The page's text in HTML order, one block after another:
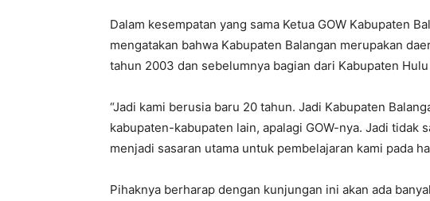
Dalam kesempatan yang sama Ketua GOW Kabupaten
mengatakan bahwa Kabupaten Balangan merupakan
tahun 2003 dan sebelumnya bagian dari Kabupaten
“Jadi kami berusia baru 20 tahun. Jadi Kabupaten
kabupaten-kabupaten lain, apalagi GOW-nya. Jadi tidak
menjadi sasaran utama untuk pembelajaran kami pada
Pihaknya berharap dengan kunjungan ini akan ada